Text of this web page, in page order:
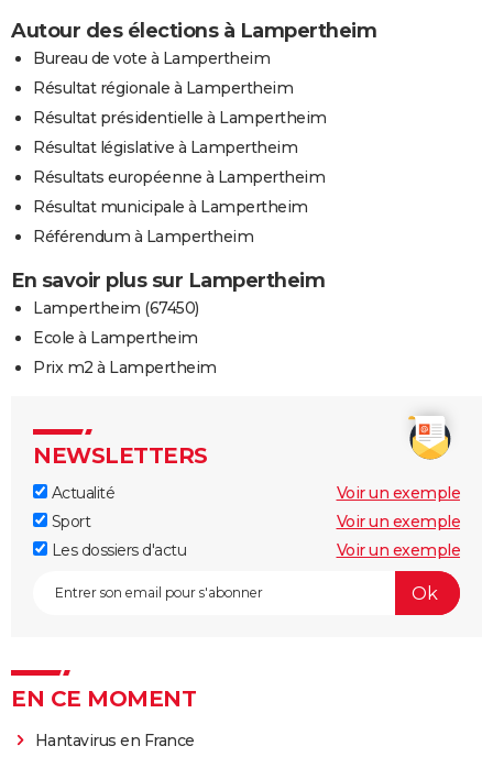
Autour des élections à Lampertheim
Bureau de vote à Lampertheim
Résultat régionale à Lampertheim
Résultat présidentielle à Lampertheim
Résultat législative à Lampertheim
Résultats européenne à Lampertheim
Résultat municipale à Lampertheim
Référendum à Lampertheim
En savoir plus sur Lampertheim
Lampertheim (67450)
Ecole à Lampertheim
Prix m2 à Lampertheim
NEWSLETTERS
Actualité
Voir un exemple
Sport
Voir un exemple
Les dossiers d'actu
Voir un exemple
EN CE MOMENT
Hantavirus en France